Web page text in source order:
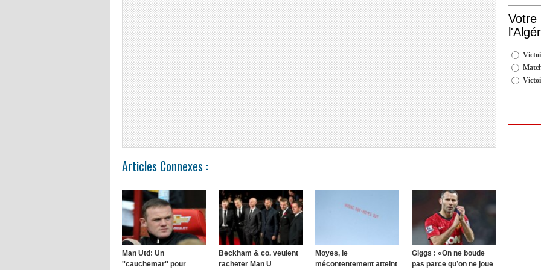
Articles Connexes :
Man Utd: Un
''cauchemar'' pour
Beckham & co. veulent
racheter Man U
Moyes, le
mécontentement atteint
Giggs : «On ne boude
pas parce qu’on ne joue
Votre